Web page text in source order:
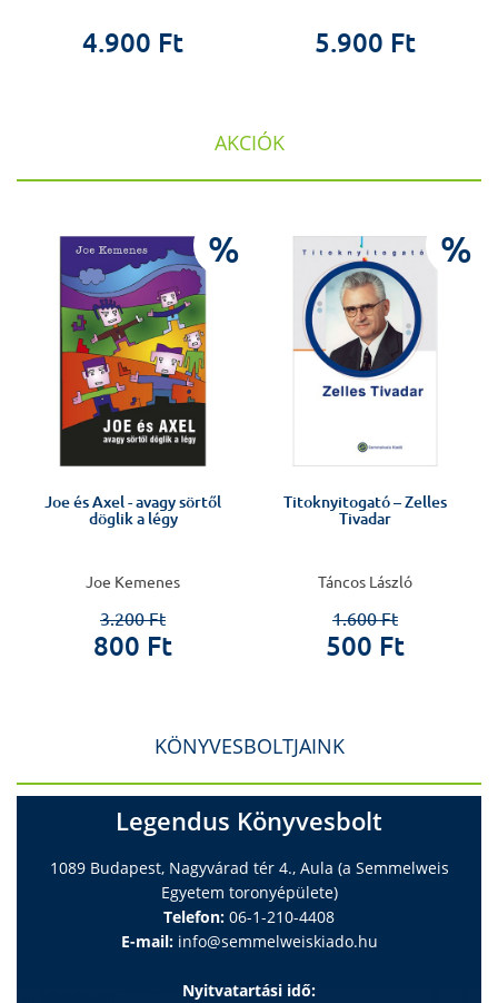
4.900 Ft 5.900 Ft
AKCIÓK
%
Joe és Axel - avagy sörtől
döglik a légy
Joe Kemenes
3.200 Ft
800 Ft
%
Titoknyitogató – Zelles
Tivadar
Táncos László
1.600 Ft
500 Ft
KÖNYVESBOLTJAINK
Legendus Könyvesbolt
1089 Budapest, Nagyvárad tér 4., Aula (a Semmelweis
Egyetem toronyépülete)
Telefon: 06-1-210-4408
E-mail: info@semmelweiskiado.hu
Nyitvatartási idő: